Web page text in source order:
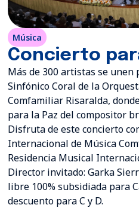
Música
Concierto
Más de 300 artistas se
Sinfónico Coral de la
Comfamiliar Risaralda,
para la Paz del compositor
Disfruta de este concierto
Internacional de Música
Residencia Musical
Director invitado: Garka
libre 100% subsidiada para
descuento para C y D.